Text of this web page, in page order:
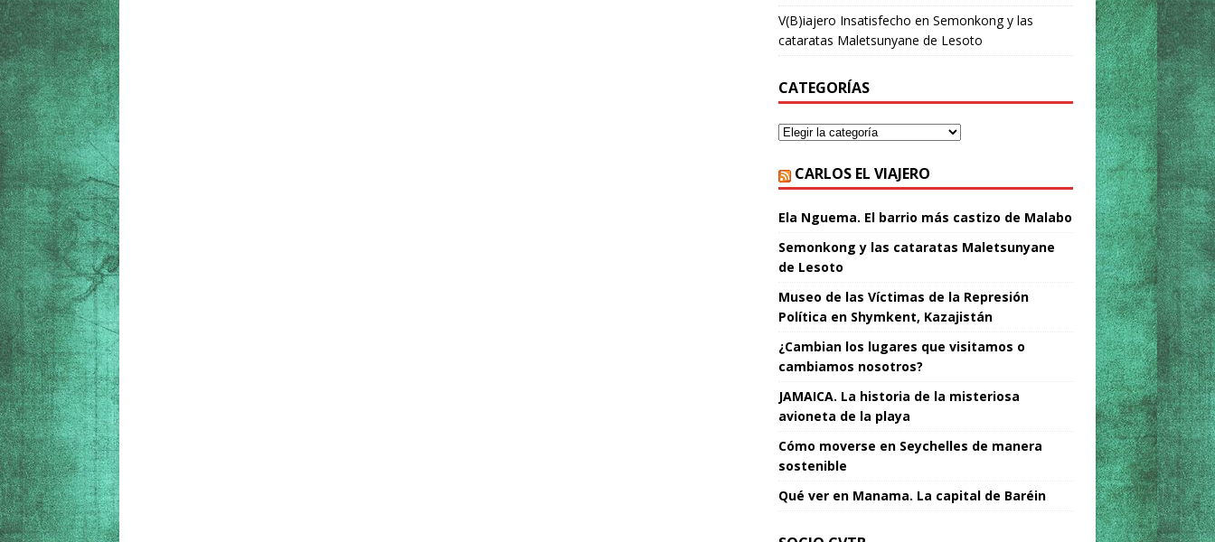
V(B)iajero Insatisfecho en Semonkong y las
cataratas Maletsunyane de Lesoto
CATEGORÍAS
CARLOS EL VIAJERO
Ela Nguema. El barrio más castizo de Malabo
Semonkong y las cataratas Maletsunyane
de Lesoto
Museo de las Víctimas de la Represión
Política en Shymkent, Kazajistán
¿Cambian los lugares que visitamos o
cambiamos nosotros?
JAMAICA. La historia de la misteriosa
avioneta de la playa
Cómo moverse en Seychelles de manera
sostenible
Qué ver en Manama. La capital de Baréin